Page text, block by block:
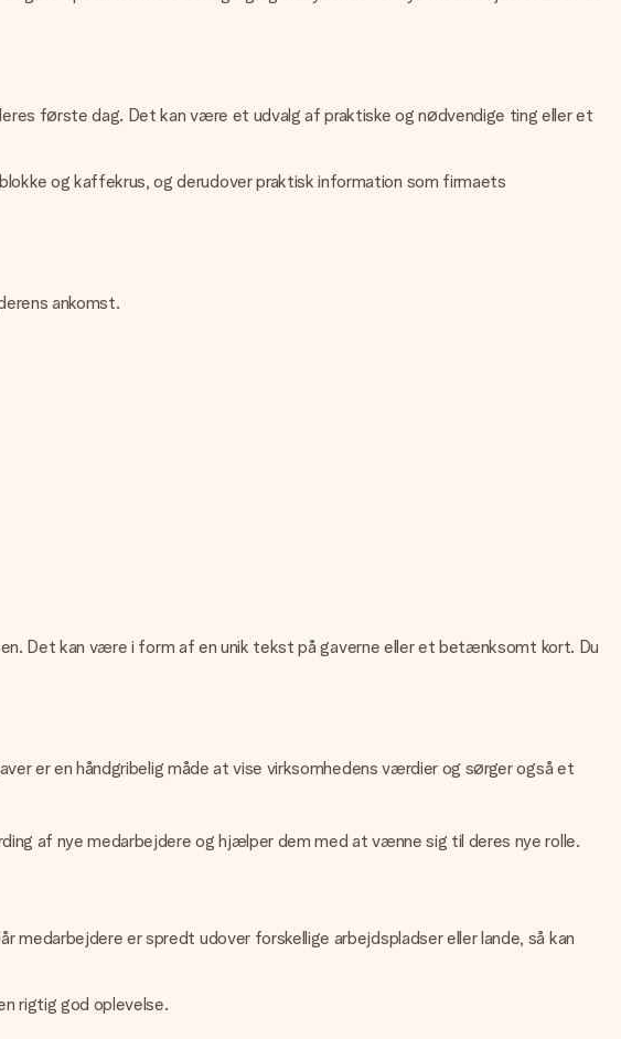
første dag. Det kan være et udvalg af praktiske og nødvendige ting eller et
og kaffekrus, og derudover praktisk information som firmaets
ankomst.
Det kan være i form af en unik tekst på gaverne eller et betænksomt kort. Du
er en håndgribelig måde at vise virksomhedens værdier og sørger også et
af nye medarbejdere og hjælper dem med at vænne sig til deres nye rolle.
er spredt udover forskellige arbejdspladser eller lande, så kan
rigtig god oplevelse.